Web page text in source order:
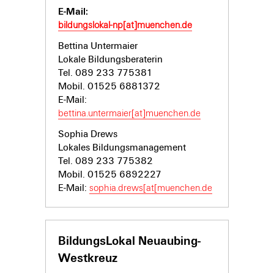
E-Mail:
bildungslokal-np[at]muenchen.de
Bettina Untermaier
Lokale Bildungsberaterin
Tel. 089 233 775381
Mobil. 01525 6881372
E-Mail:
bettina.untermaier[at]muenchen.de
Sophia Drews
Lokales Bildungsmanagement
Tel. 089 233 775382
Mobil. 01525 6892227
E-Mail: sophia.drews[at[muenchen.de
BildungsLokal Neuaubing-
Westkreuz